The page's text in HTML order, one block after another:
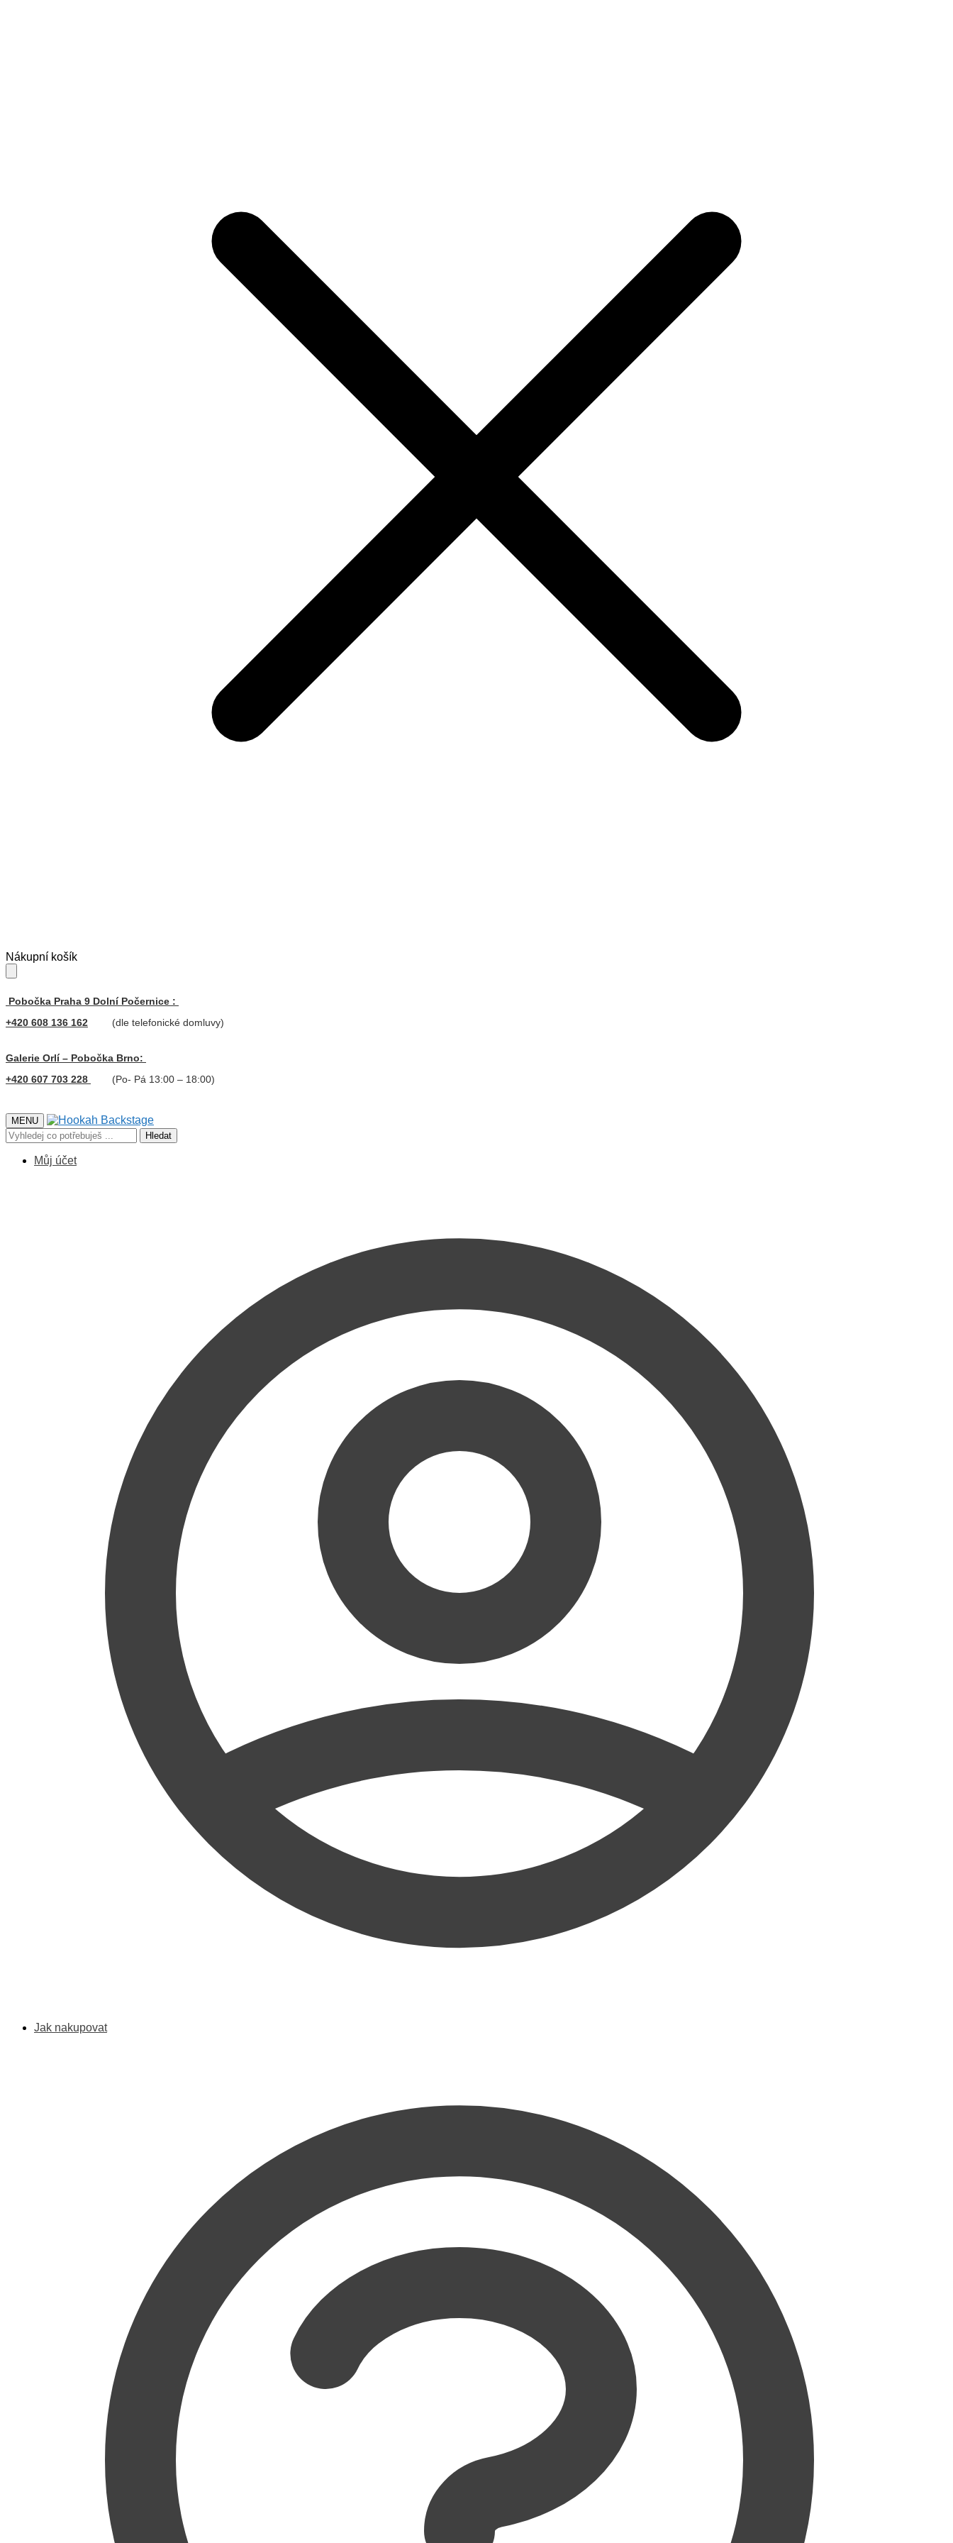
Skip
to
navigation
Skip
to
content
Nákupní košík
Pobočka Praha 9 Dolní Počernice :
+420 608 136 162
(dle telefonické domluvy)
Galerie Orlí – Pobočka Brno:
+420 607 703 228
(Po- Pá 13:00 – 18:00)
MENU
Hledat: Hledat
Můj účet
Jak nakupovat